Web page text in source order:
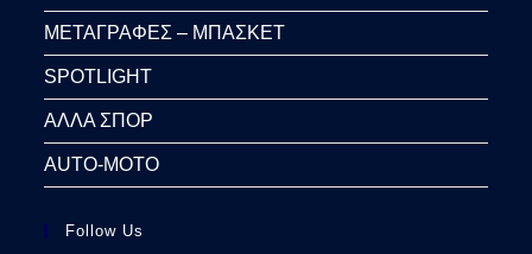
ΜΕΤΑΓΡΑΦΕΣ – ΜΠΑΣΚΕΤ
SPOTLIGHT
ΑΛΛΑ ΣΠΟΡ
AUTO-MOTO
Follow Us